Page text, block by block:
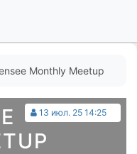
Monthly Meetup
13 июл. 25 14:25